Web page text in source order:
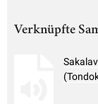
Verknüpfte